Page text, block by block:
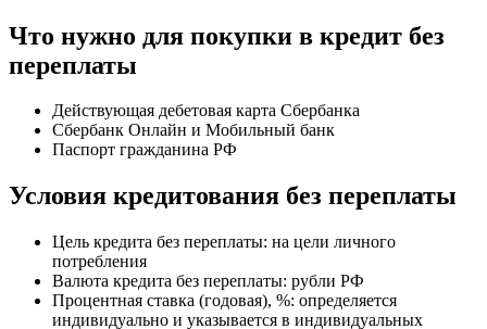
Что нужно для покупки в кредит без
переплаты
Действующая дебетовая карта Сбербанка
Сбербанк Онлайн и Мобильный банк
Паспорт гражданина РФ
Условия кредитования без переплаты
Цель кредита без переплаты: на цели личного
потребления
Валюта кредита без переплаты: рубли РФ
Процентная ставка (годовая), %: определяется
индивидуально и указывается в индивидуальных